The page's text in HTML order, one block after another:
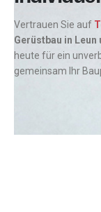
Vertrauen Sie auf
Gerüstbau in Leun
heute für ein
gemeinsam Ihr